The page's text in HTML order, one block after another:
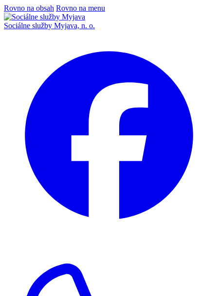
Rovno na obsah Rovno na menu
Sociálne služby Myjava, n. o.